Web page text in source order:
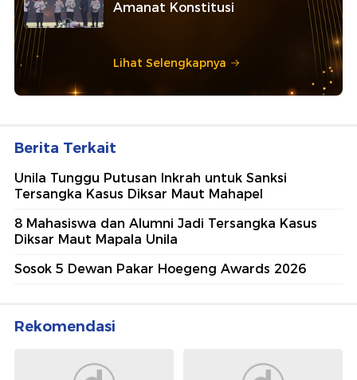
Amanat Konstitusi
Lihat Selengkapnya
Berita Terkait
Unila Tunggu Putusan Inkrah untuk Sanksi
Tersangka Kasus Diksar Maut Mahapel
8 Mahasiswa dan Alumni Jadi Tersangka Kasus
Diksar Maut Mapala Unila
Sosok 5 Dewan Pakar Hoegeng Awards 2026
Rekomendasi